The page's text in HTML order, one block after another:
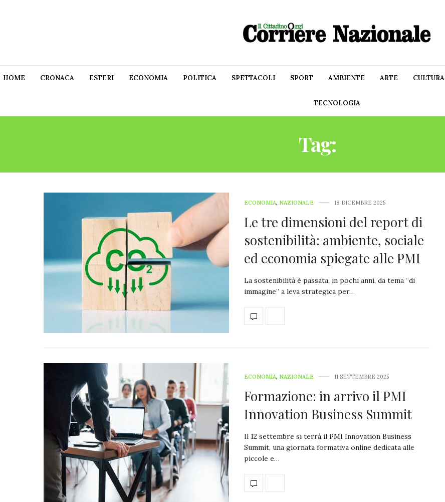
HOME CRONACA ESTERI ECONOMIA POLITICA SPETTACOLI SPORT AMBIENTE ARTE CULTURA
TECNOLOGIA
Tag:
ECONOMIA, NAZIONALE 18 DICEMBRE 2025
Le tre dimensioni del report di
sostenibilità: ambiente, sociale
ed economia spiegate alle PMI
La sostenibilità è passata, in pochi anni, da tema “di
immagine” a leva strategica per…
ECONOMIA, NAZIONALE 11 SETTEMBRE 2025
Formazione: in arrivo il PMI
Innovation Business Summit
Il 12 settembre si terrà il PMI Innovation Business
Summit, una giornata formativa online dedicata alle
piccole e…